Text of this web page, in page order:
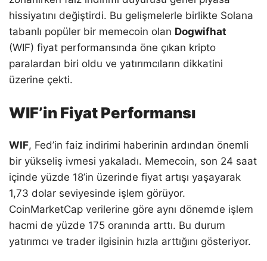
hissiyatını değiştirdi. Bu gelişmelerle birlikte Solana
tabanlı popüler bir memecoin olan Dogwifhat
(WIF) fiyat performansında öne çıkan kripto
paralardan biri oldu ve yatırımcıların dikkatini
üzerine çekti.
WIF’in Fiyat Performansı
WIF, Fed’in faiz indirimi haberinin ardından önemli
bir yükseliş ivmesi yakaladı. Memecoin, son 24 saat
içinde yüzde 18’in üzerinde fiyat artışı yaşayarak
1,73 dolar seviyesinde işlem görüyor.
CoinMarketCap verilerine göre aynı dönemde işlem
hacmi de yüzde 175 oranında arttı. Bu durum
yatırımcı ve trader ilgisinin hızla arttığını gösteriyor.